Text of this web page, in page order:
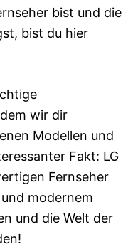
bist und die
bist du hier
wir dir
Modellen und
Fakt: LG
Fernseher
modernem
und die Welt der